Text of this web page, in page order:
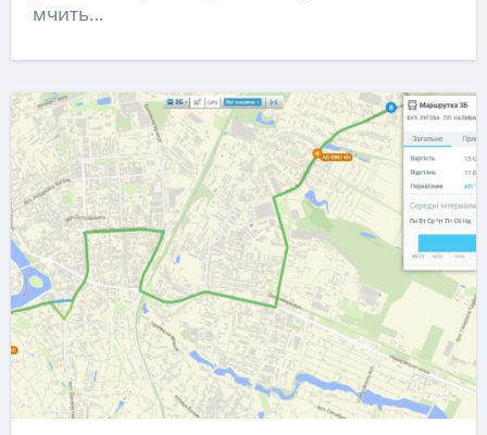
мчить…